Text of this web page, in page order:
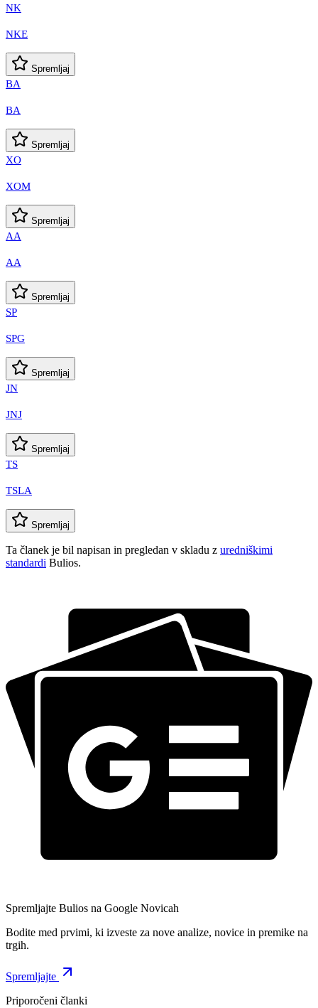
NK
NKE
Spremljaj
BA
BA
Spremljaj
XO
XOM
Spremljaj
AA
AA
Spremljaj
SP
SPG
Spremljaj
JN
JNJ
Spremljaj
TS
TSLA
Spremljaj
Ta članek je bil napisan in pregledan v skladu z uredniškimi
standardi Bulios.
Spremljajte Bulios na Google Novicah
Bodite med prvimi, ki izveste za nove analize, novice in premike na
trgih.
Spremljajte
Priporočeni članki